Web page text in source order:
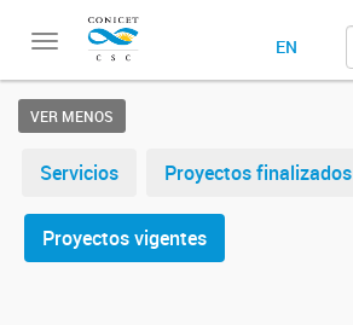
Toggle
EN
VER MENOS
Servicios Proyectos finalizados
Proyectos vigentes